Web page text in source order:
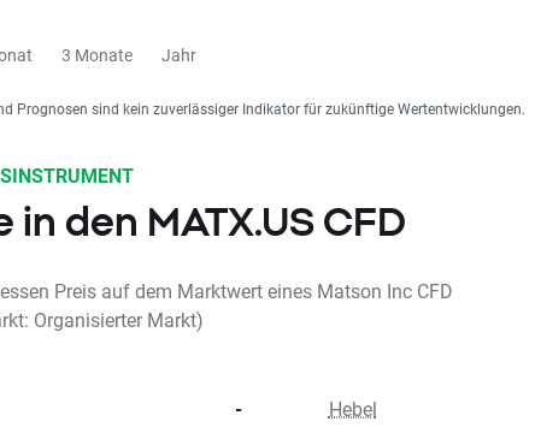
3 Monate Jahr
Prognosen sind kein zuverlässiger Indikator für zukünftige Wertentwicklungen.
in den MATX.US CFD
Preis auf dem Marktwert eines Matson Inc CFD
Organisierter Markt)
- Hebel